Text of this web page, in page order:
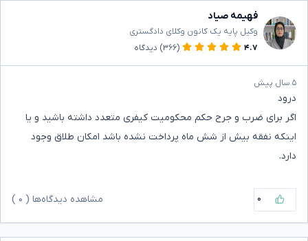
فهیمه صیاد
وکیل پایه یک کانون وکلای دادگستری
۴.۷
(۳۶۶) دیدگاه
۵ سال پیش
درود
اگر برای ضرب و جرح حکم محکومیت کیفری متعدد داشته باشید و یا
اینکه نفقه بیش از شش ماه پرداخت نشده باشد امکان طلاق وجود
دارد.
۰ مشاهده دیدگاه‌ها ( ۰